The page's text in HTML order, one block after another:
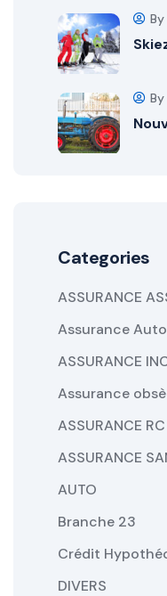
Categories
ASSURANCE
Assurance Auto
ASSURANCE
Assurance
ASSURANCE RC
ASSURANCE
AUTO
Branche 23
Crédit
DIVERS